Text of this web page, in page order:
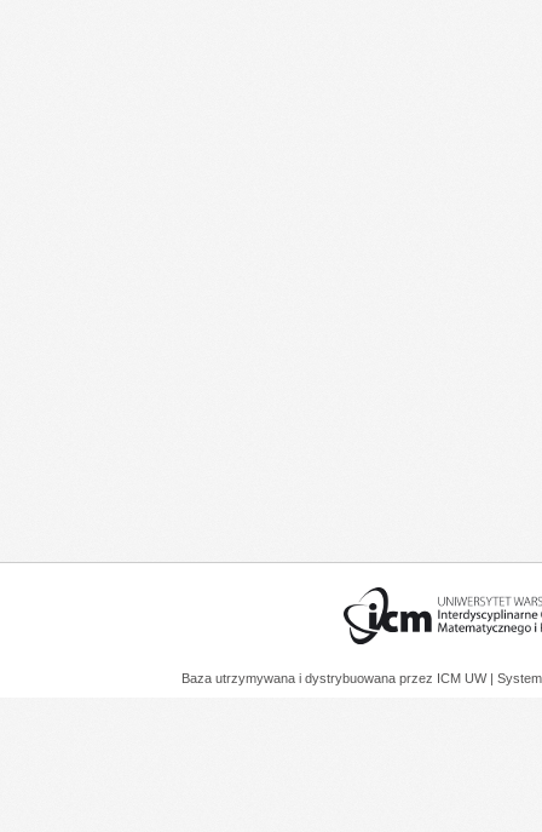
Baza utrzymywana i dystrybuowana przez ICM UW |